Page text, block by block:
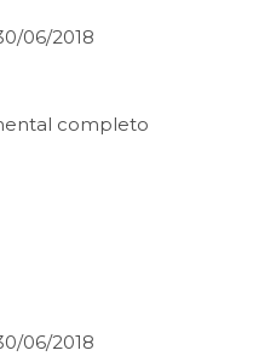
06/2018
completo
06/2018